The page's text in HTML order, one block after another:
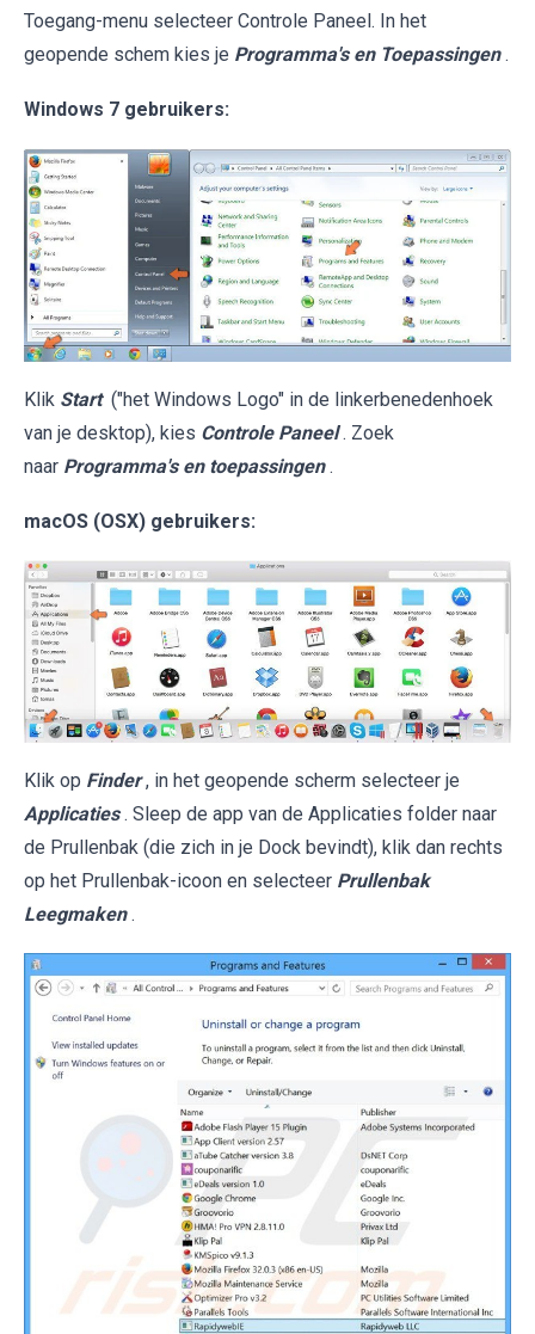
Toegang-menu selecteer Controle Paneel. In het
geopende schem kies je Programma's en Toepassingen .
Windows 7 gebruikers:
Klik Start ("het Windows Logo" in de linkerbenedenhoek
van je desktop), kies Controle Paneel . Zoek
naar Programma's en toepassingen .
macOS (OSX) gebruikers:
Klik op Finder , in het geopende scherm selecteer je
Applicaties . Sleep de app van de Applicaties folder naar
de Prullenbak (die zich in je Dock bevindt), klik dan rechts
op het Prullenbak-icoon en selecteer Prullenbak
Leegmaken .